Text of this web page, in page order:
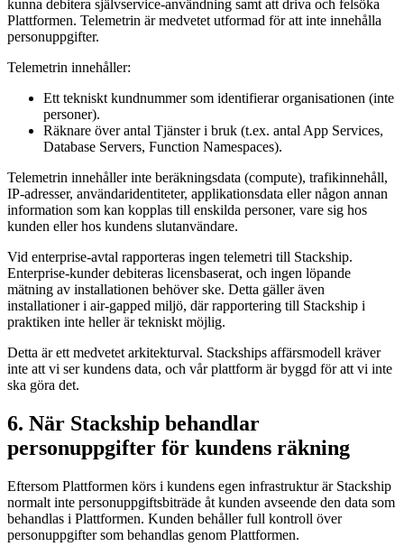
kunna debitera självservice-användning samt att driva och felsöka
Plattformen. Telemetrin är medvetet utformad för att inte innehålla
personuppgifter.
Telemetrin innehåller:
Ett tekniskt kundnummer som identifierar organisationen (inte
personer).
Räknare över antal Tjänster i bruk (t.ex. antal App Services,
Database Servers, Function Namespaces).
Telemetrin innehåller inte beräkningsdata (compute), trafikinnehåll,
IP-adresser, användaridentiteter, applikationsdata eller någon annan
information som kan kopplas till enskilda personer, vare sig hos
kunden eller hos kundens slutanvändare.
Vid enterprise-avtal rapporteras ingen telemetri till Stackship.
Enterprise-kunder debiteras licensbaserat, och ingen löpande
mätning av installationen behöver ske. Detta gäller även
installationer i air-gapped miljö, där rapportering till Stackship i
praktiken inte heller är tekniskt möjlig.
Detta är ett medvetet arkitekturval. Stackships affärsmodell kräver
inte att vi ser kundens data, och vår plattform är byggd för att vi inte
ska göra det.
6. När Stackship behandlar
personuppgifter för kundens räkning
Eftersom Plattformen körs i kundens egen infrastruktur är Stackship
normalt inte personuppgiftsbiträde åt kunden avseende den data som
behandlas i Plattformen. Kunden behåller full kontroll över
personuppgifter som behandlas genom Plattformen.